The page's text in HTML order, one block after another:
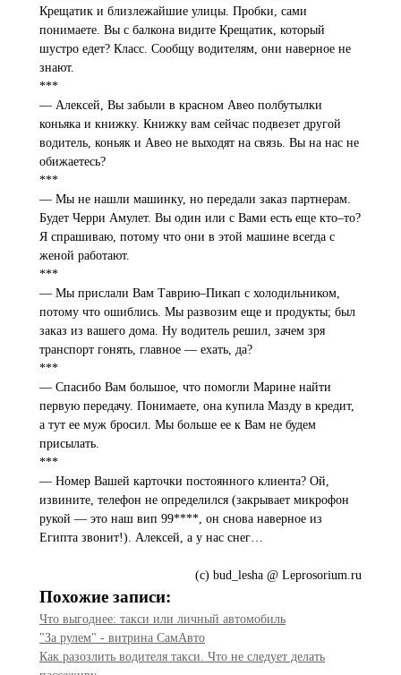
Крещатик и близлежайшие улицы. Пробки, сами
понимаете. Вы с балкона видите Крещатик, который
шустро едет? Класс. Сообщу водителям, они наверное не
знают.
***
— Алексей, Вы забыли в красном Авео полбутылки
коньяка и книжку. Книжку вам сейчас подвезет другой
водитель, коньяк и Авео не выходят на связь. Вы на нас не
обижаетесь?
***
— Мы не нашли машинку, но передали заказ партнерам.
Будет Черри Амулет. Вы один или с Вами есть еще кто–то?
Я спрашиваю, потому что они в этой машине всегда с
женой работают.
***
— Мы прислали Вам Таврию–Пикап с холодильником,
потому что ошиблись. Мы развозим еще и продукты; был
заказ из вашего дома. Ну водитель решил, зачем зря
транспорт гонять, главное — ехать, да?
***
— Спасибо Вам большое, что помогли Марине найти
первую передачу. Понимаете, она купила Мазду в кредит,
а тут ее муж бросил. Мы больше ее к Вам не будем
присылать.
***
— Номер Вашей карточки постоянного клиента? Ой,
извините, телефон не определился (закрывает микрофон
рукой — это наш вип 99****, он снова наверное из
Египта звонит!). Алексей, а у нас снег…
(с) bud_lesha @ Leprosorium.ru
Похожие записи:
Что выгоднее: такси или личный автомобиль
"За рулем" - витрина СамАвто
Как разозлить водителя такси. Что не следует делать